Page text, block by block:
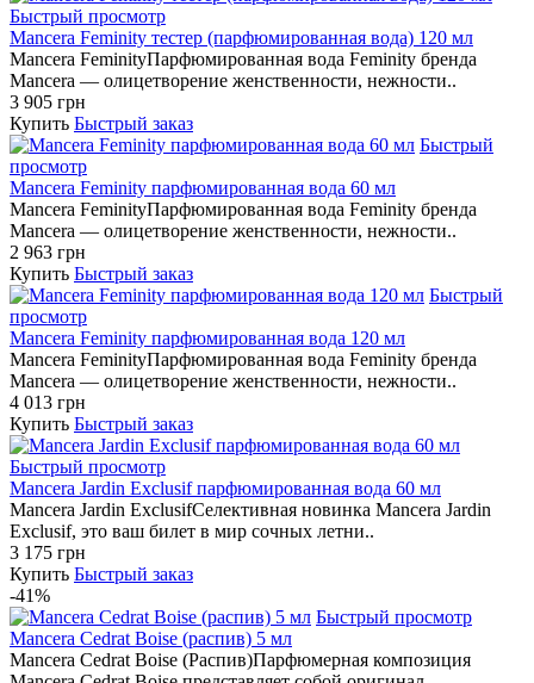
Быстрый просмотр
Mancera Feminity тестер (парфюмированная вода) 120 мл
Mancera FeminityПарфюмированная вода Feminity бренда
Mancera — олицетворение женственности, нежности..
3 905 грн
Купить Быстрый заказ
Быстрый
просмотр
Mancera Feminity парфюмированная вода 60 мл
Mancera FeminityПарфюмированная вода Feminity бренда
Mancera — олицетворение женственности, нежности..
2 963 грн
Купить Быстрый заказ
Быстрый
просмотр
Mancera Feminity парфюмированная вода 120 мл
Mancera FeminityПарфюмированная вода Feminity бренда
Mancera — олицетворение женственности, нежности..
4 013 грн
Купить Быстрый заказ
Быстрый просмотр
Mancera Jardin Exclusif парфюмированная вода 60 мл
Mancera Jardin ExclusifСелективная новинка Mancera Jardin
Exclusif, это ваш билет в мир сочных летни..
3 175 грн
Купить Быстрый заказ
-41%
Быстрый просмотр
Mancera Cedrat Boise (распив) 5 мл
Mancera Cedrat Boise (Распив)Парфюмерная композиция